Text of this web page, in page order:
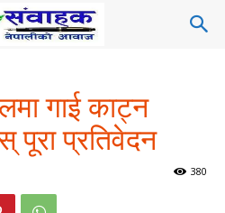
गाई काट्न
पूरा प्रतिवेदन
380